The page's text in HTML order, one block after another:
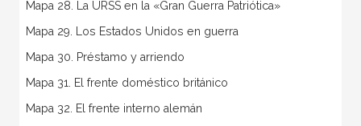
Mapa 28. La URSS en la «Gran Guerra Patriótica»
Mapa 29. Los Estados Unidos en guerra
Mapa 30. Préstamo y arriendo
Mapa 31. El frente doméstico británico
Mapa 32. El frente interno alemán